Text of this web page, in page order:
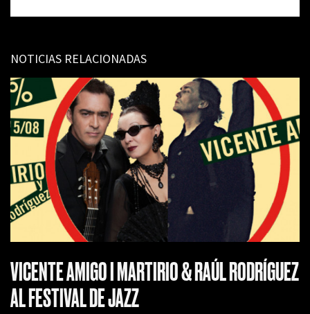
NOTICIAS RELACIONADAS
VICENTE AMIGO I MARTIRIO & RAÚL RODRÍGUEZ
AL FESTIVAL DE JAZZ